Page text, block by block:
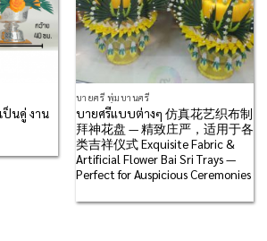
นคู่ งาน
บายศรี พุ่มบานศรี
บายศรีแบบต่างๆ 仿真花艺织布制
拜神花盘 — 精致庄严，适用于各
类吉祥仪式 Exquisite Fabric &
Artificial Flower Bai Sri Trays —
Perfect for Auspicious Ceremonies